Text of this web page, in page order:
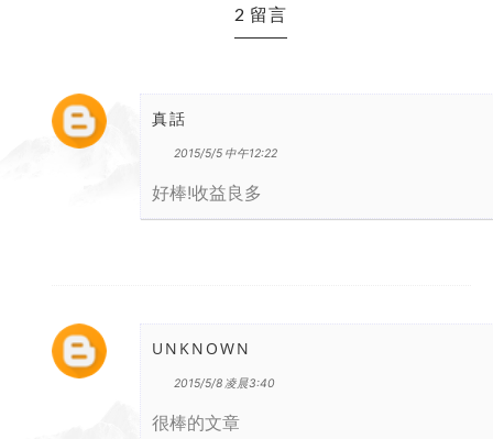
2 留言
真話
2015/5/5 中午12:22
好棒!收益良多
UNKNOWN
2015/5/8 凌晨3:40
很棒的文章